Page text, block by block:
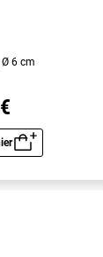
Ø 6 cm
rapide